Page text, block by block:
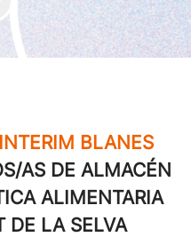
BLANES
AS DE ALMACÉN
ALIMENTARIA
DE LA SELVA